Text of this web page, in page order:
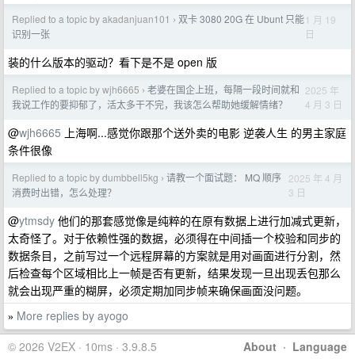
Replied to a topic by akadanjuan101 › 双卡 3080 20G 在 Ubunt 只能
识别一张
1 月 19
日
装的什么版本的驱动？看下是不是 open 版
Replied to a topic by wjh6665 › 老婆在国企上班，每隔一段时间就和
我说工作的要抑郁了，活太多干不完，我该怎么帮助她缓解情绪？
2025 年
4 月 3 日
@wjh6665 上海啊...感觉你跟那个送外卖的电影 逆袭人生 的男主家庭
条件很像
Replied to a topic by dumbbell5kg › 请教一个面试题： MQ 顺序
消费时出错，怎么处理？
2025 年 4 月
3 日
@ytmsdy 他们的那套感觉像是纯粹的在原有数据上进行加减式更新，
太奇怪了。对于依赖性强的数据，必须得在中间插一个校验和同步的
数据条目，之前写过一个远程屏幕的方案就是用对画面进行分割，然
后检查每个区域相比上一帧是否有更新，结果发现一旦出现丢包那么
就会出现严重的糊屏，必须定期加同步帧来确保画面没问题。
» More replies by ayogo
About · Language
© 2026 V2EX · 10ms · 3.9.8.5